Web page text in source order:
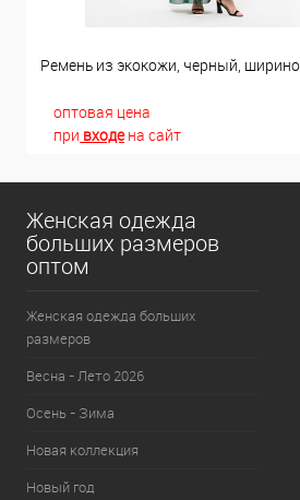
Ремень из экокожи, черный,
оптовая цена
при входена сайт
Женская одежда
больших размеров
оптом
Женская одежда больших
размеров
Весна - Лето 2026
Осень - Зима
Новая коллекция
Новый год